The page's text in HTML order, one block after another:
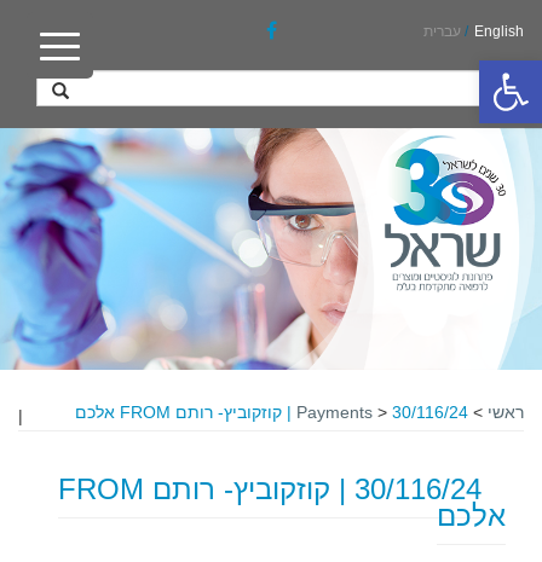
פתח סרגל נגישות
English
/ עברית
ראשי >
Payments > 30/116/24 | קוזקוביץ- רותם FROM אלכם |
30/116/24 | קוזקוביץ- רותם FROM
אלכם